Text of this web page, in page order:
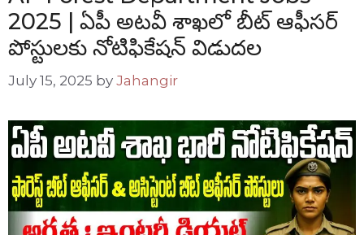
2025 | ఏపీ అటవీ శాఖలో బీట్ ఆఫీసర్
పోస్టులకు నోటిఫికేషన్ విడుదల
July 15, 2025 by Jahangir